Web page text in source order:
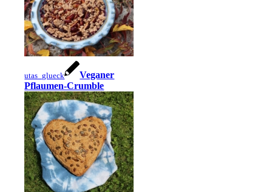
utas_glueck
Veganer
Pflaumen-Crumble